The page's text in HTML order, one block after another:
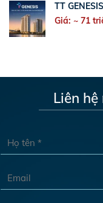
TT
Giá: ~ 71
Liên